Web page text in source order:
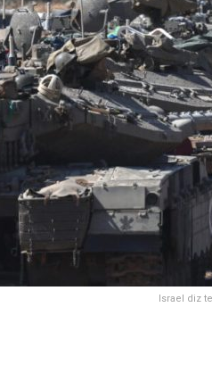
Israel diz